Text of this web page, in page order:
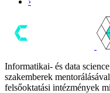
Informatikai- és data
szakemberek
felsőoktatási intézmények